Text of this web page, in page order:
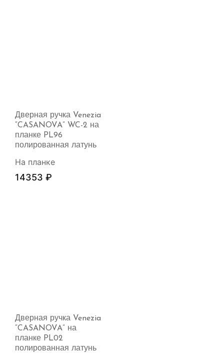
Дверная ручка Venezia
“CASANOVA” WC-2 на
планке PL96
полированная латунь
На планке
14353 ₽
Дверная ручка Venezia
“CASANOVA” на
планке PL02
полированная латунь